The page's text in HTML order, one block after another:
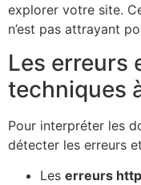
explorer votre site.
n’est pas attrayant
Les erreurs
techniques
Pour interpréter les
détecter les erreurs
Les erreurs http